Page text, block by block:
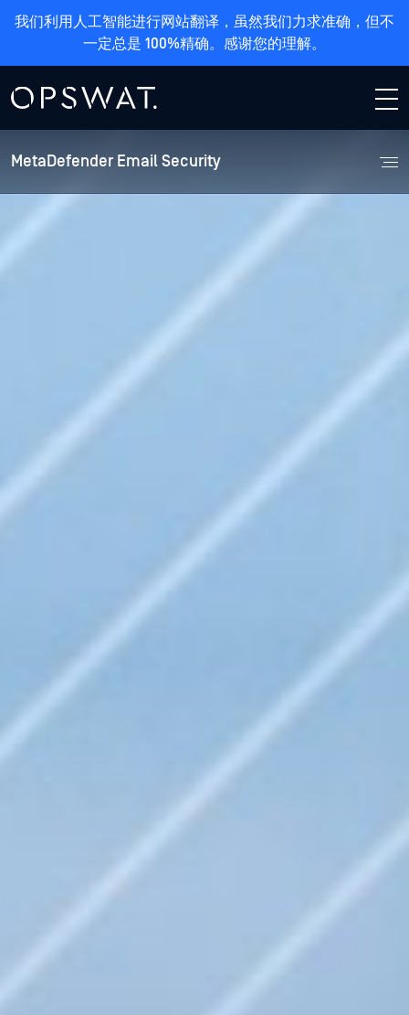
我们利用人工智能进行网站翻译，虽然我们力求准确，但不
一定总是 100%精确。感谢您的理解。
MetaDefender Email Security
零日恶意软件
零日恶意软件可绕过单一或少数反恶意软件引
擎的检测。由于地点或市场重点不同，反恶意
漏洞风险。
零日漏洞
未知和零时差文件漏洞可绕过传统的电子邮件
安全解决方案。
网络钓鱼
网络钓鱼攻击利用 URL 隐藏技术绕过了本地电
子邮件安全，增加了社交工程和凭证收集的风
未知恶意软件
未知恶意软件会绕过基于签名的检测，在离线
分析时仍会构成威胁。
数据泄漏
敏感数据被泄露，违反法规的情况时有发生。
零日恶意软件
零日恶意软件可绕过单一或少数反恶意软
件引擎的检测。由于地点或市场重点不
同，反恶意软件引擎的爆发响应时间也不
同，从而增加了漏洞风险。
零日漏洞
未知和零时差文件漏洞可绕过传统的电子
邮件安全解决方案。
网络钓鱼
网络钓鱼攻击利用 URL 隐藏技术绕过了
本地电子邮件安全，增加了社交工程和凭
证收集的风险。
未知恶意软件
未知恶意软件会绕过基于签名的检测，在
离线分析时仍会构成威胁。
数据泄漏
敏感数据被泄露，违反法规的情况时有发
生。